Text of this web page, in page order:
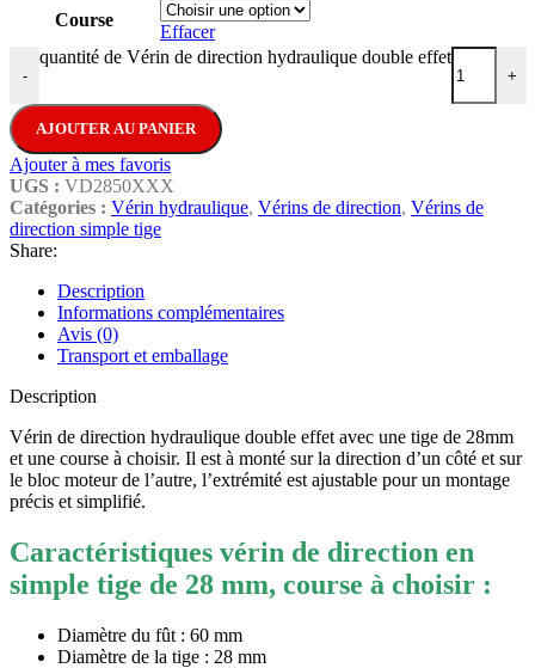
Course
Effacer
-
quantité de Vérin de direction hydraulique double effet
+
AJOUTER AU PANIER
Ajouter à mes favoris
UGS : VD2850XXX
Catégories : Vérin hydraulique, Vérins de direction, Vérins de
direction simple tige
Share:
Description
Informations complémentaires
Avis (0)
Transport et emballage
Description
Vérin de direction hydraulique double effet avec une tige de 28mm
et une course à choisir. Il est à monté sur la direction d’un côté et sur
le bloc moteur de l’autre, l’extrémité est ajustable pour un montage
précis et simplifié.
Caractéristiques vérin de direction en
simple tige de 28 mm, course à choisir :
Diamètre du fût : 60 mm
Diamètre de la tige : 28 mm